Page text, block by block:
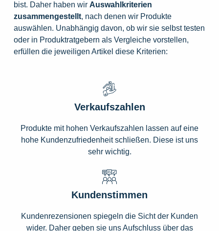
bist. Daher haben wir Auswahlkriterien
zusammengestellt, nach denen wir Produkte
auswählen. Unabhängig davon, ob wir sie selbst testen
oder in Produktratgebern als Vergleiche vorstellen,
erfüllen die jeweiligen Artikel diese Kriterien:
Verkaufszahlen
Produkte mit hohen Verkaufszahlen lassen auf eine
hohe Kundenzufriedenheit schließen. Diese ist uns
sehr wichtig.
Kundenstimmen
Kundenrezensionen spiegeln die Sicht der Kunden
wider. Daher geben sie uns Aufschluss über das